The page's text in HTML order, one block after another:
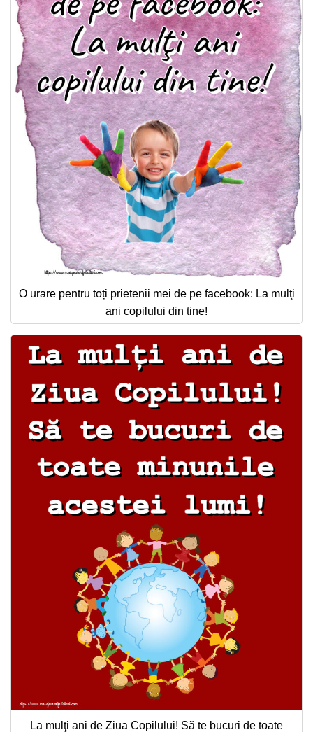
O urare pentru toți prietenii mei de pe facebook: La mulţi
ani copilului din tine!
La mulţi ani de Ziua Copilului! Să te bucuri de toate